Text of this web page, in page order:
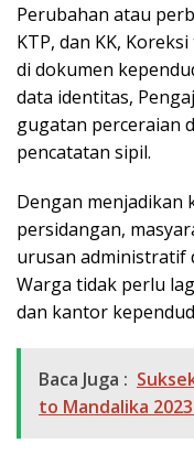
Perubahan atau
KTP, dan KK,
di dokumen
data identitas,
gugatan perceraian
pencatatan sipil.
Dengan menjadikan
persidangan,
urusan administratif
Warga tidak perlu
dan kantor
Baca Juga :
to Mandalika